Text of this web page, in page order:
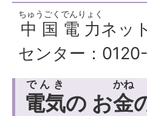
中国
ちゅうごく
電力
でんりょく
ネッ
センター：
電気
でんき
の お金
かね